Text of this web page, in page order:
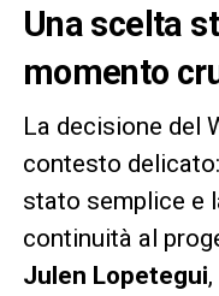
Una scelta
momento
La decisione del
contesto
stato semplice e
continuità al
Julen Lopetegui